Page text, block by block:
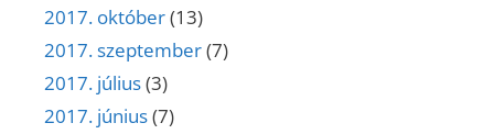
2017. október(13)
2017. szeptember(7)
2017. július(3)
2017. június(7)